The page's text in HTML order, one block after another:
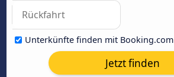
Unterkünfte finden mit Booking.com
Jetzt finden